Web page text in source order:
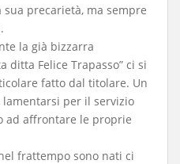
precarietà, ma sempre
la già bizzarra
ditta Felice Trapasso” ci si
fatto dal titolare. Un
per il servizio
ad affrontare le proprie
frattempo sono nati ci